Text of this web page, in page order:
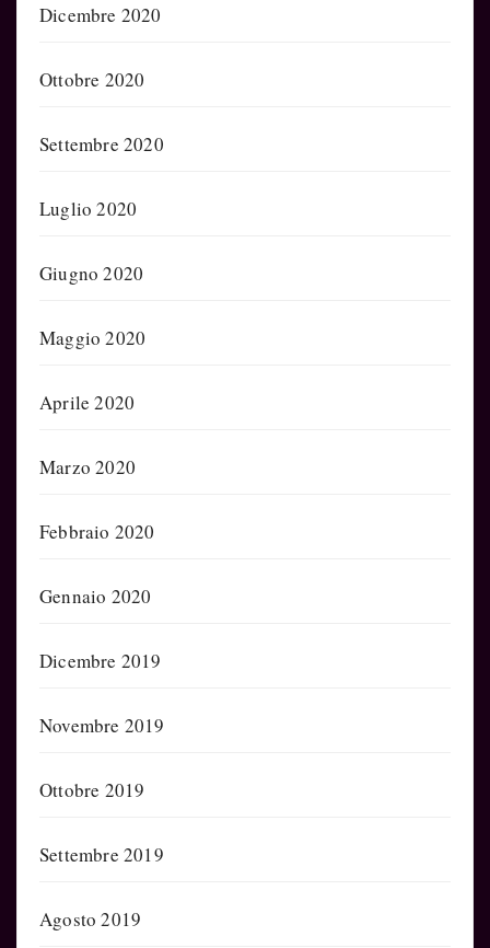
Dicembre 2020
Ottobre 2020
Settembre 2020
Luglio 2020
Giugno 2020
Maggio 2020
Aprile 2020
Marzo 2020
Febbraio 2020
Gennaio 2020
Dicembre 2019
Novembre 2019
Ottobre 2019
Settembre 2019
Agosto 2019